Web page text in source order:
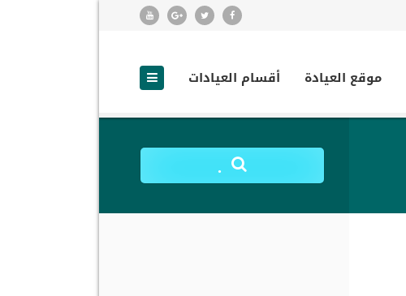
موقع العيادة أقسام العيادات
.